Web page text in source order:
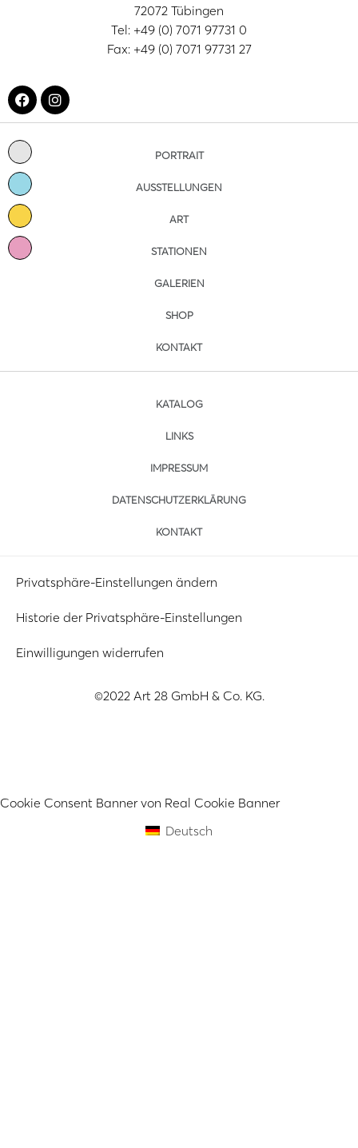
72072 Tübingen
Tel: +49 (0) 7071 97731 0
Fax: +49 (0) 7071 97731 27
PORTRAIT
AUSSTELLUNGEN
ART
STATIONEN
GALERIEN
SHOP
KONTAKT
KATALOG
LINKS
IMPRESSUM
DATENSCHUTZERKLÄRUNG
KONTAKT
Privatsphäre-Einstellungen ändern
Historie der Privatsphäre-Einstellungen
Einwilligungen widerrufen
©2022 Art 28 GmbH & Co. KG.
Cookie Consent Banner von Real Cookie Banner
Deutsch